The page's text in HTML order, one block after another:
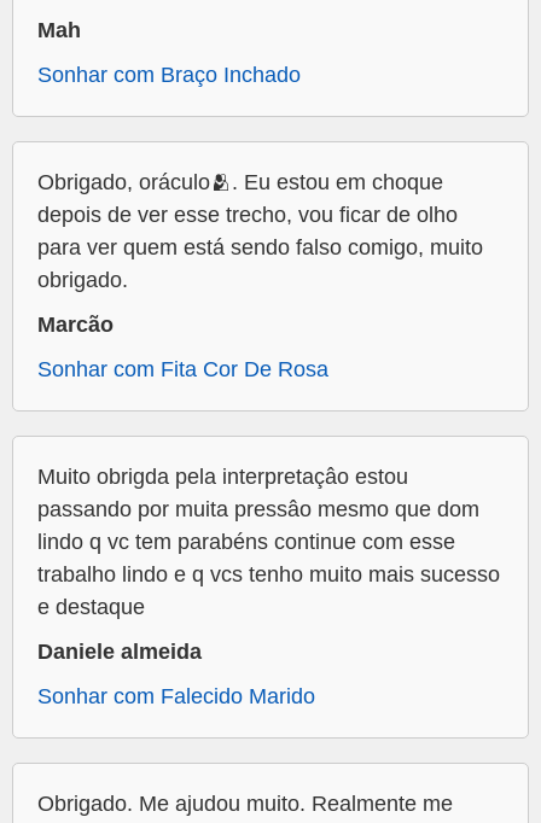
Mah
Sonhar com Braço Inchado
Obrigado, oráculo🫂. Eu estou em choque
depois de ver esse trecho, vou ficar de olho
para ver quem está sendo falso comigo, muito
obrigado.
Marcão
Sonhar com Fita Cor De Rosa
Muito obrigda pela interpretaçâo estou
passando por muita pressâo mesmo que dom
lindo q vc tem parabéns continue com esse
trabalho lindo e q vcs tenho muito mais sucesso
e destaque
Daniele almeida
Sonhar com Falecido Marido
Obrigado. Me ajudou muito. Realmente me